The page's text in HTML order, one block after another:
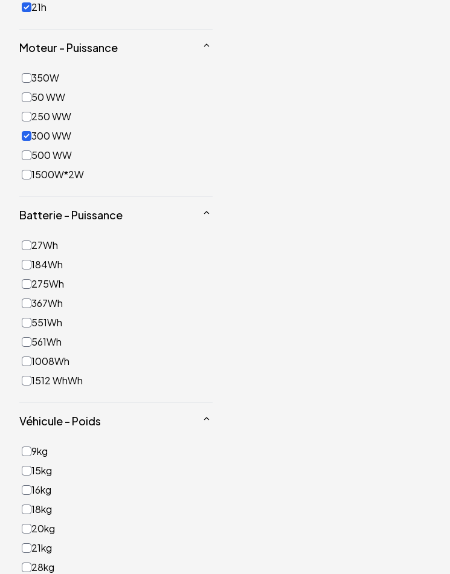
21h
Moteur - Puissance
350W
50 WW
250 WW
300 WW
500 WW
1500W*2W
Batterie - Puissance
27Wh
184Wh
275Wh
367Wh
551Wh
561Wh
1008Wh
1512 WhWh
Véhicule - Poids
9kg
15kg
16kg
18kg
20kg
21kg
28kg